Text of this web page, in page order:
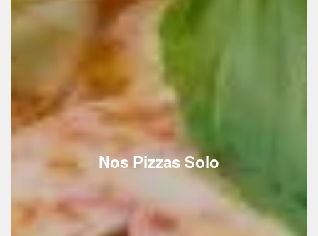
Nos Pizzas Solo